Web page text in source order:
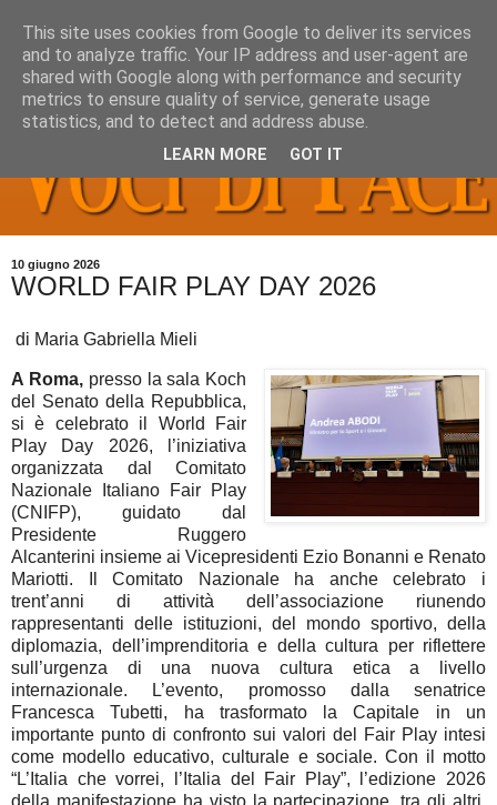
10 giugno 2026
WORLD FAIR PLAY DAY 2026
di Maria Gabriella Mieli
A Roma, presso la sala Koch
del Senato della Repubblica,
si è celebrato il World Fair
Play Day 2026, l’iniziativa
organizzata dal Comitato
Nazionale Italiano Fair Play
(CNIFP), guidato dal
Presidente Ruggero
Alcanterini insieme ai Vicepresidenti Ezio Bonanni e Renato
Mariotti. Il Comitato Nazionale ha anche celebrato i
trent’anni di attività dell’associazione riunendo
rappresentanti delle istituzioni, del mondo sportivo, della
diplomazia, dell’imprenditoria e della cultura per riflettere
sull’urgenza di una nuova cultura etica a livello
internazionale. L’evento, promosso dalla senatrice
Francesca Tubetti, ha trasformato la Capitale in un
importante punto di confronto sui valori del Fair Play intesi
come modello educativo, culturale e sociale. Con il motto
“L’Italia che vorrei, l’Italia del Fair Play”, l’edizione 2026
della manifestazione ha visto la partecipazione, tra gli altri,
This site uses cookies from Google to deliver its services
and to analyze traffic. Your IP address and user-agent are
shared with Google along with performance and security
metrics to ensure quality of service, generate usage
statistics, and to detect and address abuse.
LEARN MORE GOT IT